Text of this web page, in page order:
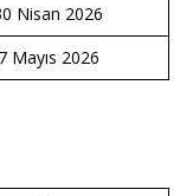
Nisan 2026
7 Mayıs 2026